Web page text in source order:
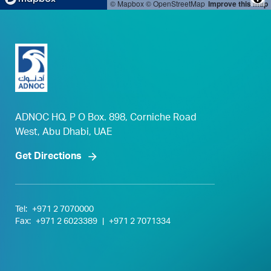
© Mapbox© OpenStreetMap Improve this map
ADNOC HQ, P O Box. 898, Corniche Road
West, Abu Dhabi, UAE
Get Directions
Tel: +971 2 7070000
Fax: +971 2 6023389 +971 2 7071334